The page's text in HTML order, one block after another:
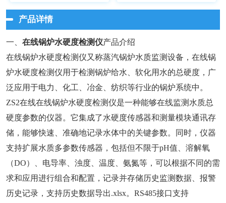
产品详情
一、 在线锅炉水硬度检测仪产品介绍
在线锅炉水硬度检测仪又称蒸汽锅炉水质监测设备，在线锅
炉水硬度检测仪用于检测锅炉给水、软化用水的总硬度，广
泛应用于电力、化工、冶金、纺织等行业的锅炉系统中。
ZS2在线在线锅炉水硬度检测仪是一种能够在线监测水质总
硬度参数的仪器。它集成了水硬度传感器和测量模块通讯存
储，能够快速、准确地记录水体中的关键参数。同时，仪器
支持扩展水质多参数传感器，包括但不限于pH值、溶解氧
（DO）、电导率、浊度、温度、氨氮等，可以根据不同的需
求和应用进行组合和配置，记录并存储历史监测数据、报警
历史记录，支持历史数据导出.xlsx。RS485接口支持